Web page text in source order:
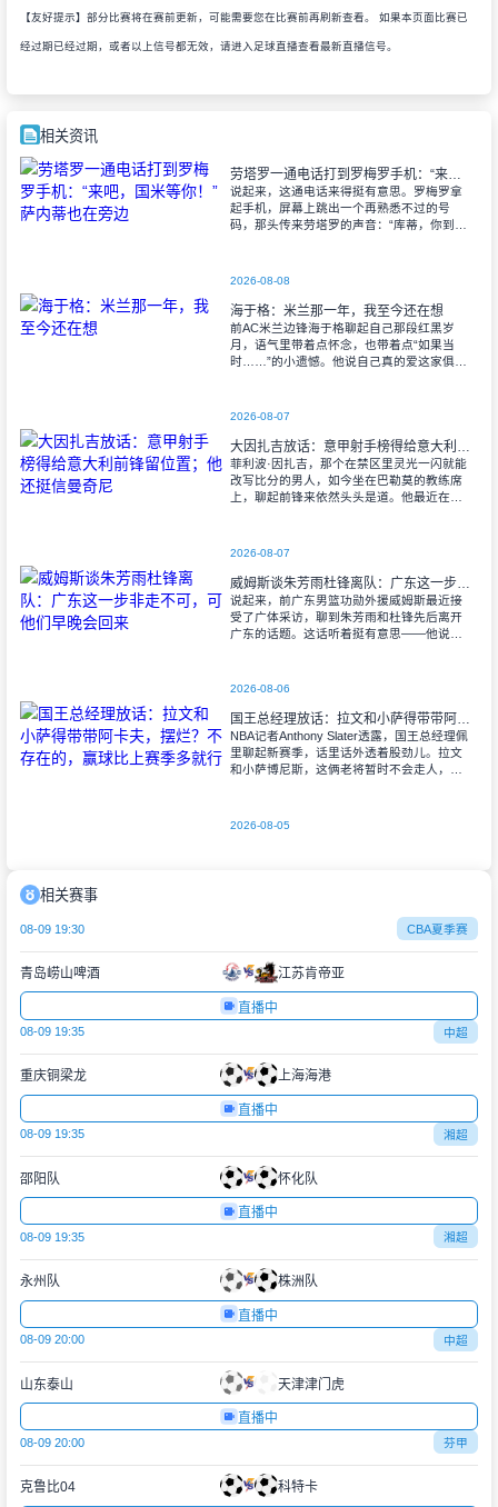
【友好提示】部分比赛将在赛前更新，可能需要您在比赛前再刷新查看。 如果本页面比赛已
经过期已经过期，或者以上信号都无效，请进入足球直播查看最新直播信号。
相关资讯
劳塔罗一通电话打到罗梅罗手机：“来吧，国米等你！”萨内蒂也在旁边
说起来，这通电话来得挺有意思。罗梅罗拿
起手机，屏幕上跳出一个再熟悉不过的号
码，那头传来劳塔罗的声音：“库蒂，你到底
自出
2026-08-08
海于格：米兰那一年，我至今还在想
前AC米兰边锋海于格聊起自己那段红黑岁
月，语气里带着点怀念，也带着点“如果当
时……”的小遗憾。他说自己真的爱这家俱乐
2026-08-07
大因扎吉放话：意甲射手榜得给意大利前锋留位置；他还挺信曼奇尼
菲利波·因扎吉，那个在禁区里灵光一闪就能
改写比分的男人，如今坐在巴勒莫的教练席
上，聊起前锋来依然头头是道。他最近在采
2026-08-07
威姆斯谈朱芳雨杜锋离队：广东这一步非走不可，可他们早晚会回来
说起来，前广东男篮功勋外援威姆斯最近接
受了广体采访，聊到朱芳雨和杜锋先后离开
广东的话题。这话听着挺有意思——他说：
别
2026-08-06
国王总经理放话：拉文和小萨得带带阿卡夫，摆烂？不存在的，赢球比上赛季多就行
NBA记者Anthony Slater透露，国王总经理佩
里聊起新赛季，话里话外透着股劲儿。拉文
和小萨博尼斯，这俩老将暂时不会走人，选
2026-08-05
相关赛事
08-09 19:30 CBA夏季赛
青岛崂山啤酒 江苏肯帝亚
直播中
08-09 19:35 中超
重庆铜梁龙 上海海港
直播中
08-09 19:35 湘超
邵阳队 怀化队
直播中
08-09 19:35 湘超
永州队 株洲队
直播中
08-09 20:00 中超
山东泰山 天津津门虎
直播中
08-09 20:00 芬甲
克鲁比04 科特卡